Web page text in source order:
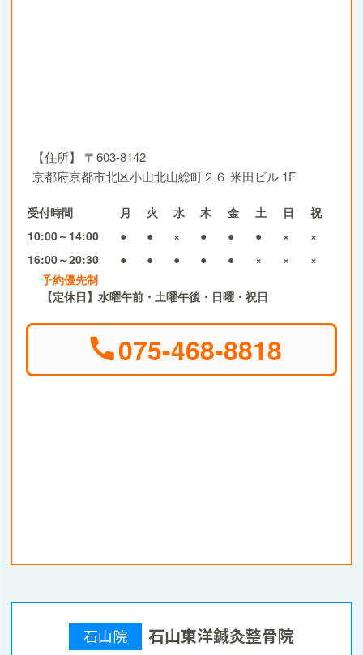
【住所】
〒603-8142
京都府京都市北区小山北山総町２６ 米田ビル 1F
受付時間 月 火 水 木 金 土 日
祝
10:00～14:00
● ● × ● ● ● ×
×
16:00～20:30
● ● ● ● ● × ×
×
予約優先制
【定休日】水曜午前・土曜午後・日曜・祝日
075-468-8818
石山院 石山東洋鍼灸整骨院